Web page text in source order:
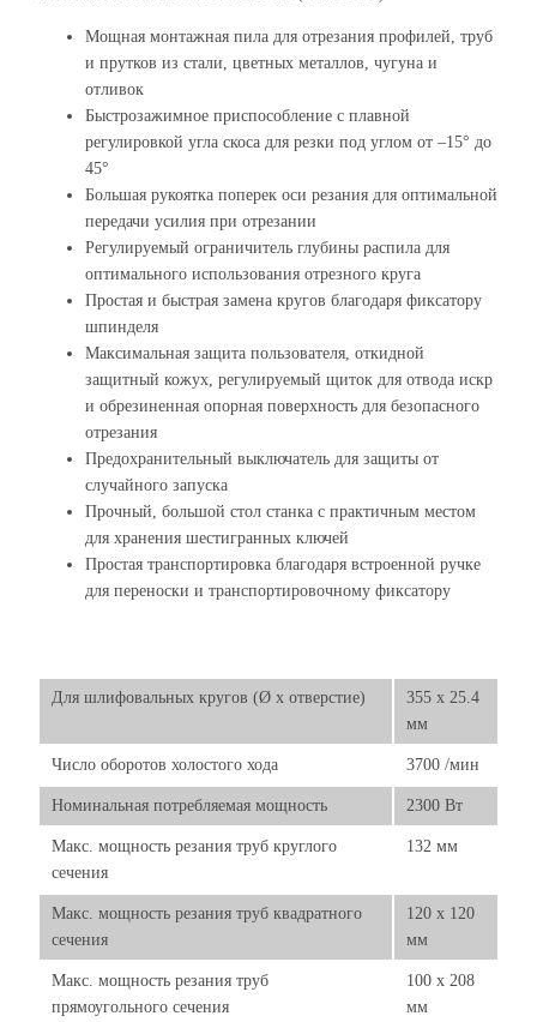
Мощная монтажная пила для отрезания профилей, труб
и прутков из стали, цветных металлов, чугуна и
отливок
Быстрозажимное приспособление с плавной
регулировкой угла скоса для резки под углом от –15° до
45°
Большая рукоятка поперек оси резания для оптимальной
передачи усилия при отрезании
Регулируемый ограничитель глубины распила для
оптимального использования отрезного круга
Простая и быстрая замена кругов благодаря фиксатору
шпинделя
Максимальная защита пользователя, откидной
защитный кожух, регулируемый щиток для отвода искр
и обрезиненная опорная поверхность для безопасного
отрезания
Предохранительный выключатель для защиты от
случайного запуска
Прочный, большой стол станка с практичным местом
для хранения шестигранных ключей
Простая транспортировка благодаря встроенной ручке
для переноски и транспортировочному фиксатору
Для шлифовальных кругов (Ø х отверстие)
355 x 25.4
мм
Число оборотов холостого хода 3700 /мин
Номинальная потребляемая мощность 2300 Вт
Макс. мощность резания труб круглого
сечения
132 мм
Макс. мощность резания труб квадратного
сечения
120 x 120
мм
Макс. мощность резания труб
прямоугольного сечения
100 x 208
мм